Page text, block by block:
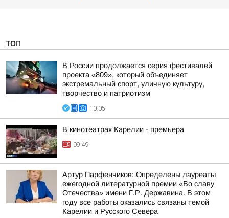
ТОП
В России продолжается серия фестивалей
проекта «809», который объединяет
экстремальный спорт, уличную культуру,
творчество и патриотизм
10:05
В кинотеатрах Карелии - премьера
09:49
Артур Парфенчиков: Определены лауреаты
ежегодной литературной премии «Во славу
Отечества» имени Г.Р. Державина. В этом
году все работы оказались связаны темой
Карелии и Русского Севера